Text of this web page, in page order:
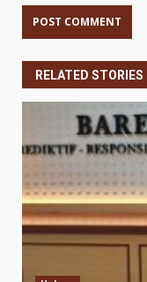
RELATED STORIES